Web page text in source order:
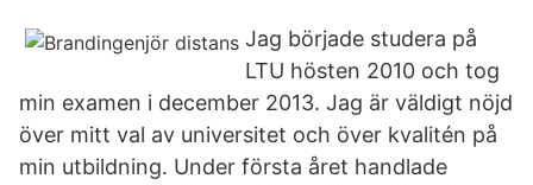
Jag började studera på
LTU hösten 2010 och tog
min examen i december 2013. Jag är väldigt nöjd
över mitt val av universitet och över kvalitén på
min utbildning. Under första året handlade